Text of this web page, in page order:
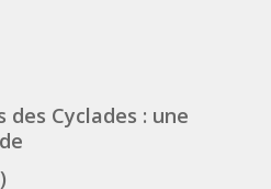
des Cyclades : une